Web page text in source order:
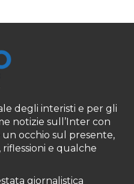
degli interisti e per gli
notizie sull’Inter con
occhio sul presente,
riflessioni e qualche
giornalistica